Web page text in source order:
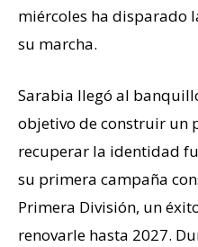
miércoles ha disparado
su marcha.
Sarabia llegó al
objetivo de construir un
recuperar la identidad
su primera campaña
Primera División, un
renovarle hasta 2027.